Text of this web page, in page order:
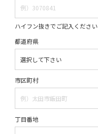
ハイフン抜きでご記入ください
都道府県
市区町村
丁目番地